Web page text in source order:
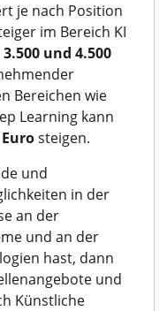
je nach Position
im Bereich KI
3.500 und 4.500
Bereichen wie
Learning kann
steigen.
und
in der
an der
und an der
hast, dann
und
Künstliche